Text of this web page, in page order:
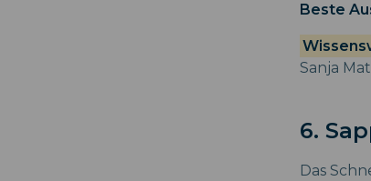
Beste
Sanja
6.
Das